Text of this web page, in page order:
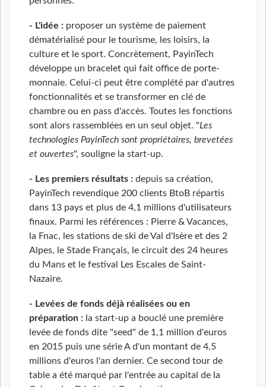
- L'idée : proposer un système de paiement
dématérialisé pour le tourisme, les loisirs, la
culture et le sport. Concrètement, PayinTech
développe un bracelet qui fait office de porte-
monnaie. Celui-ci peut être complété par d'autres
fonctionnalités et se transformer en clé de
chambre ou en pass d'accès. Toutes les fonctions
sont alors rassemblées en un seul objet. "Les
technologies PayinTech sont propriétaires, brevetées
et ouvertes", souligne la start-up.
- Les premiers résultats : depuis sa création,
PayinTech revendique 200 clients BtoB répartis
dans 13 pays et plus de 4,1 millions d'utilisateurs
finaux. Parmi les références : Pierre & Vacances,
la Fnac, les stations de ski de Val d'Isère et des 2
Alpes, le Stade Français, le circuit des 24 heures
du Mans et le festival Les Escales de Saint-
Nazaire.
- Levées de fonds déjà réalisées ou en
préparation : la start-up a bouclé une première
levée de fonds dite "seed" de 1,1 million d'euros
en 2015 puis une série A d'un montant de 4,5
millions d'euros l'an dernier. Ce second tour de
table a été marqué par l'entrée au capital de la